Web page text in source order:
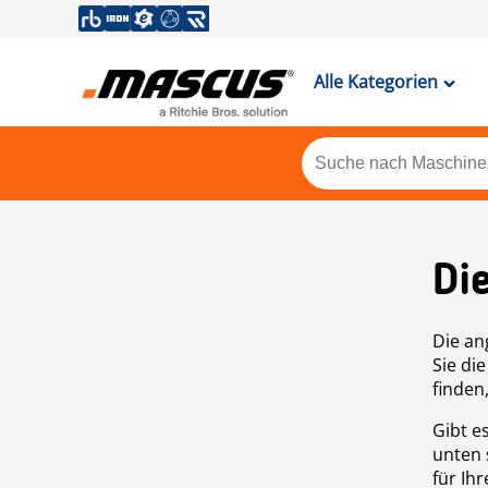
Alle Kategorien
Die
Sie
Gibt
unten
für